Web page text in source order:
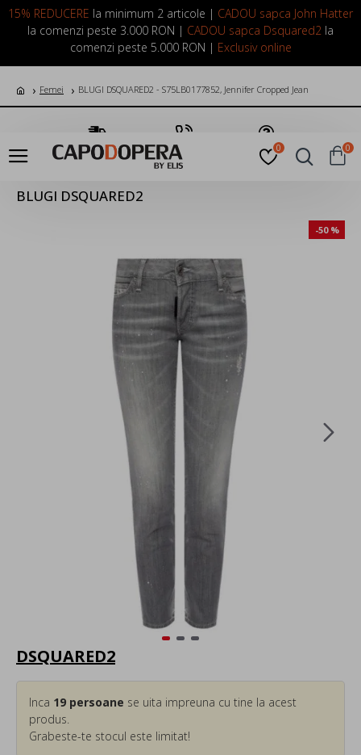
15% REDUCERE la minimum 2 articole | CADOU sapca John Hatter
la comenzi peste 3.000 RON | CADOU sapca Dsquared2 la
comenzi peste 5.000 RON | Exclusiv online
LOGIN INREGISTRARE
0 0
Femei BLUGI DSQUARED2 - S75LB0177852, Jennifer Cropped Jean
Transport Gratuit Suna Acum Pune o Intrebare
BLUGI DSQUARED2
-50 %
DSQUARED2
Inca 19 persoane se uita impreuna cu tine la acest
produs.
Grabeste-te stocul este limitat!